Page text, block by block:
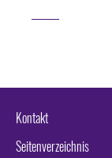
Kontakt
Seitenverzeichnis